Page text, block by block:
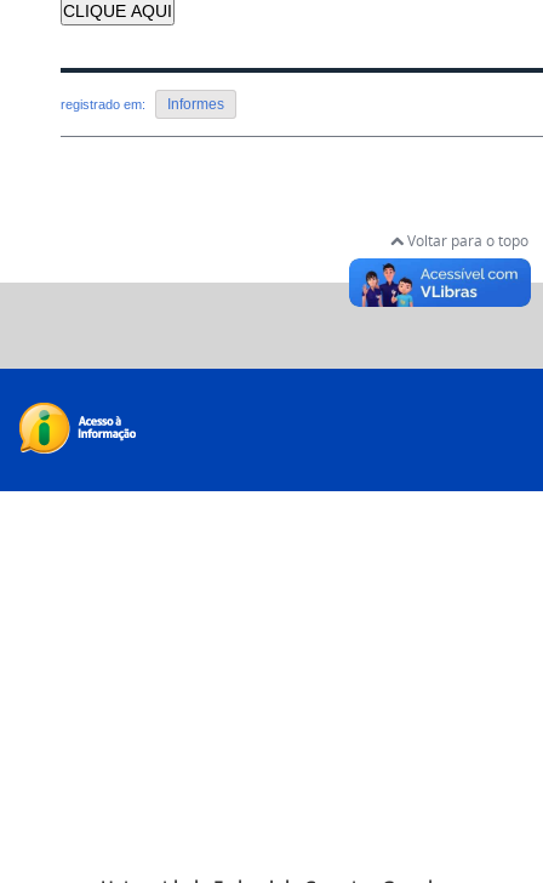
CLIQUE AQUI
registrado em: Informes
Voltar para o topo